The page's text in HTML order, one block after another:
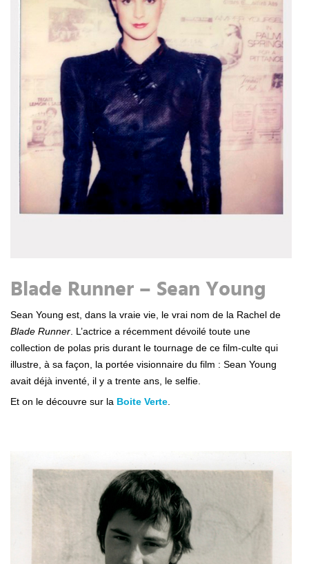
Blade Runner – Sean Young
Sean Young est, dans la vraie vie, le vrai nom de la Rachel de
Blade Runner . L’actrice a récemment dévoilé toute une
collection de polas pris durant le tournage de ce film-culte qui
illustre, à sa façon, la portée visionnaire du film : Sean Young
avait déjà inventé, il y a trente ans, le selfie.
Et on le découvre sur la Boite Verte